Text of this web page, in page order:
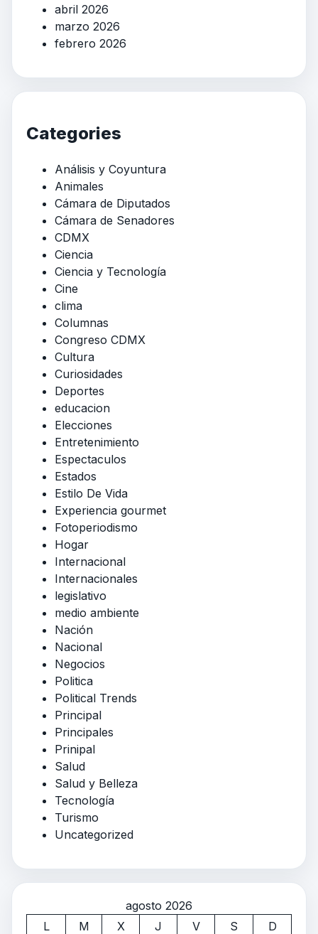
abril 2026
marzo 2026
febrero 2026
Categories
Análisis y Coyuntura
Animales
Cámara de Diputados
Cámara de Senadores
CDMX
Ciencia
Ciencia y Tecnología
Cine
clima
Columnas
Congreso CDMX
Cultura
Curiosidades
Deportes
educacion
Elecciones
Entretenimiento
Espectaculos
Estados
Estilo De Vida
Experiencia gourmet
Fotoperiodismo
Hogar
Internacional
Internacionales
legislativo
medio ambiente
Nación
Nacional
Negocios
Politica
Political Trends
Principal
Principales
Prinipal
Salud
Salud y Belleza
Tecnología
Turismo
Uncategorized
agosto 2026
L
M X J V S
D